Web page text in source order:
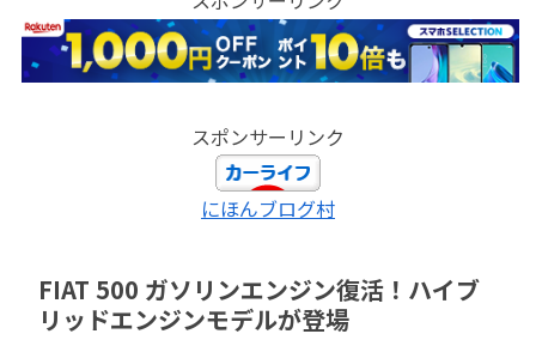
スポンサーリンク
にほんブログ村
FIAT 500 ガソリンエンジン復活！ハイブ
リッドエンジンモデルが登場